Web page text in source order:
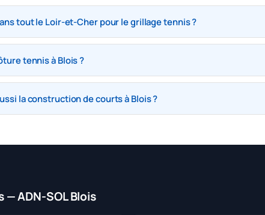
tout le Loir-et-Cher pour le grillage tennis ?
tennis à Blois ?
la construction de courts à Blois ?
ADN-SOL Blois